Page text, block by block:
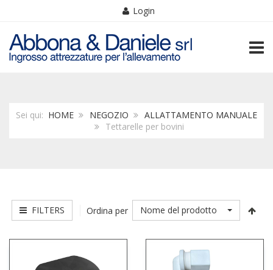
Login
Sei qui: HOME NEGOZIO
ALLATTAMENTO MANUALE
Tettarelle per bovini
FILTERS Ordina per Nome del prodotto